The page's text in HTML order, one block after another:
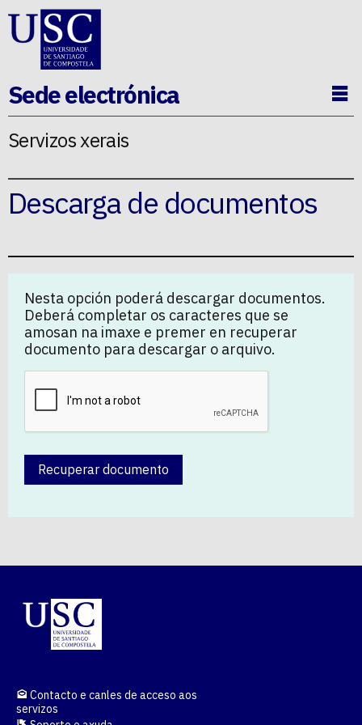
Ir ao contido da p�xina
Sede electrónica
Servizos xerais
Descarga de documentos
Nesta opción poderá descargar documentos.
Deberá completar os caracteres que se
amosan na imaxe e premer en recuperar
documento para descargar o arquivo.
Recuperar documento
Contacto e canles de acceso aos
servizos